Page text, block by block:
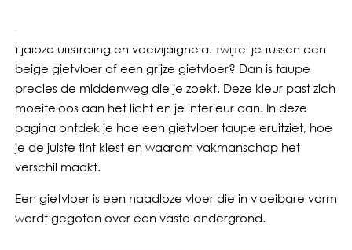
en rust. Taupe gietvloeren zijn geliefd vanwege hun
tijdloze uitstraling en veelzijdigheid. Twijfel je tussen een
beige gietvloer of een grijze gietvloer? Dan is taupe
precies de middenweg die je zoekt. Deze kleur past zich
moeiteloos aan het licht en je interieur aan. In deze
pagina ontdek je hoe een gietvloer taupe eruitziet, hoe
je de juiste tint kiest en waarom vakmanschap het
verschil maakt.
Een gietvloer is een naadloze vloer die in vloeibare vorm
wordt gegoten over een vaste ondergrond.